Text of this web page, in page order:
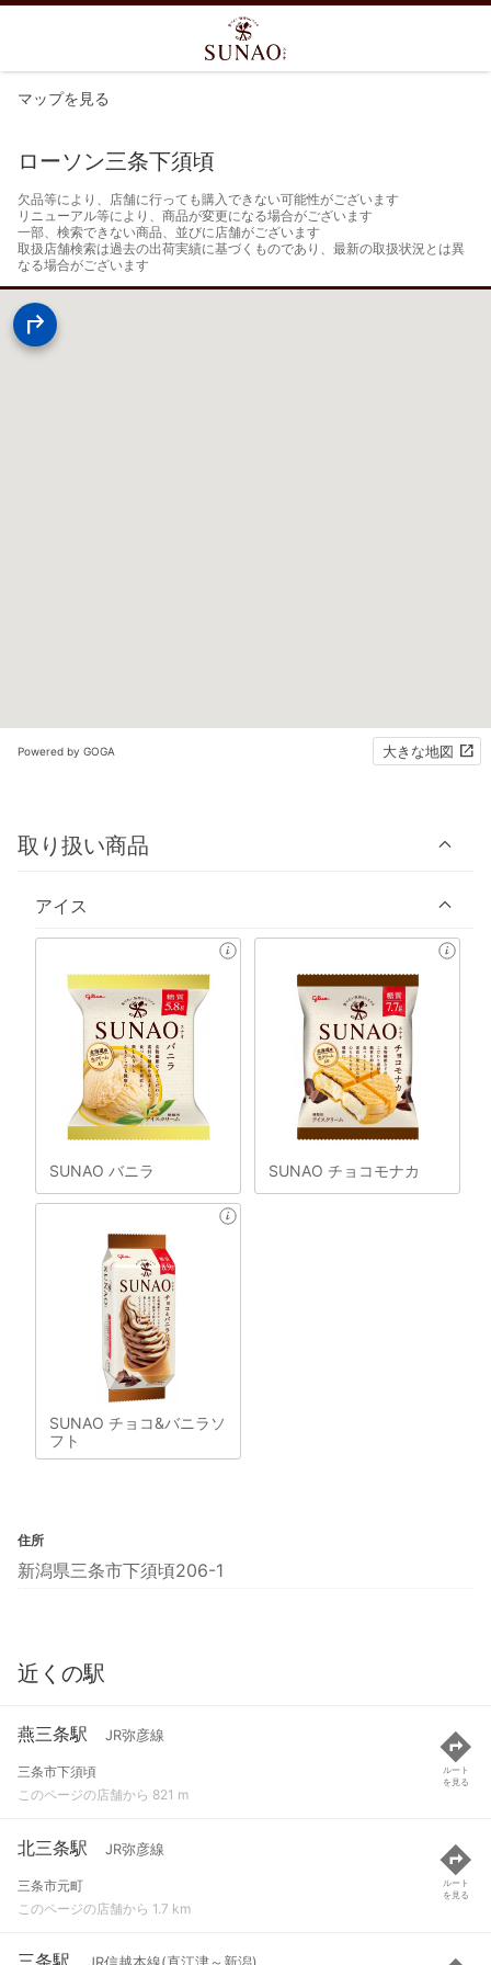
マップを見る
ローソン三条下須頃
欠品等により、店舗に行っても購入できない可能性がございます
リニューアル等により、商品が変更になる場合がございます
一部、検索できない商品、並びに店舗がございます
取扱店舗検索は過去の出荷実績に基づくものであり、最新の取扱状況とは異
なる場合がございます
Powered by GOGA 大きな地図
取り扱い商品
アイス
SUNAO バニラ SUNAO チョコモナカ
SUNAO チョコ&バニラソ
フト
住所
新潟県三条市下須頃206-1
近くの駅
燕三条駅 JR弥彦線
三条市下須頃
このページの店舗から 821 m
ルート
を見る
北三条駅 JR弥彦線
三条市元町
このページの店舗から 1.7 km
ルート
を見る
三条駅